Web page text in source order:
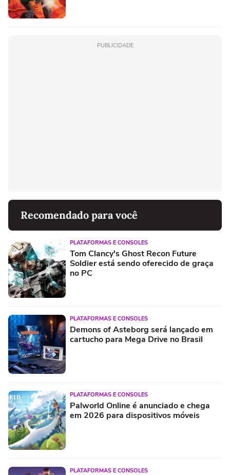
PUBLICIDADE
Recomendado para você
PLATAFORMAS E CONSOLES
Tom Clancy's Ghost Recon Future
Soldier está sendo oferecido de graça
no PC
PLATAFORMAS E CONSOLES
Demons of Asteborg será lançado em
cartucho para Mega Drive no Brasil
PLATAFORMAS E CONSOLES
Palworld Online é anunciado e chega
em 2026 para dispositivos móveis
PLATAFORMAS E CONSOLES